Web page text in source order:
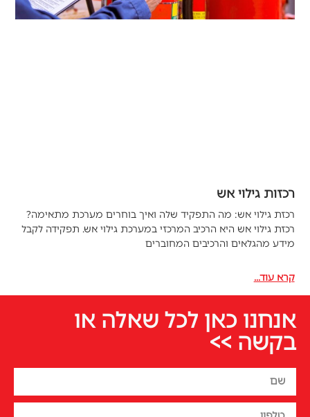
רכזות גילוי אש
רכזת גילוי אש: מה התפקיד שלה ואיך בוחרים מערכת מתאימה?
רכזת גילוי אש היא הרכיב המרכזי במערכת גילוי אש. תפקידה לקבל
מידע מהגלאים והרכיבים המחוברים
קרא עוד...
אנחנו כאן לכל שאלה או
בקשה >>